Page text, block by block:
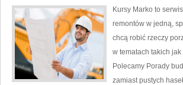
Kursy Marko to
remontów w jedną,
chcą robić rzeczy
w tematach takich
Polecamy Porady
zamiast pustych